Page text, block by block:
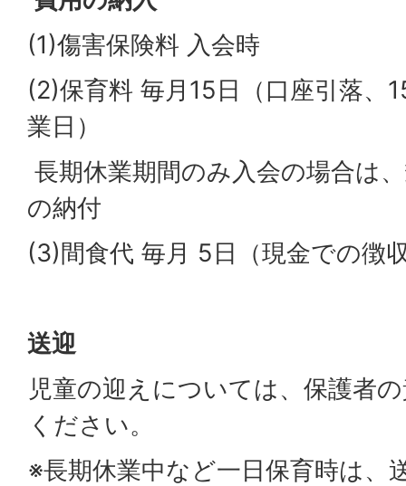
(1)傷害保険料 入会時
(2)保育料 毎月15日（口座引落、
業日）
長期休業期間のみ入会の場合は
の納付
(3)間食代 毎月 5日（現金での徴
送迎
児童の迎えについては、保護者
ください。
※長期休業中など一日保育時は、